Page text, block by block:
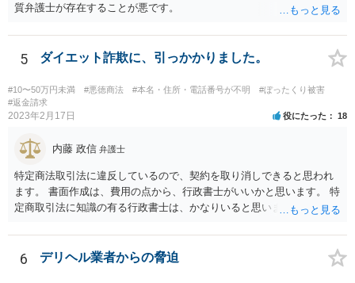
質弁護士が存在することが悪です。
5 ダイエット詐欺に、引っかかりました。
#10〜50万円未満 #悪徳商法 #本名・住所・電話番号が不明
#ぼったくり被害
#返金請求
2023年2月17日 役にたった 18
内藤 政信 弁護士
特定商法取引法に違反しているので、契約を取り消しできると思われ
ます。 書面作成は、費用の点から、行政書士がいいかと思います。 特
定商取引法に知識の有る行政書士は、かなりいると思います。 問い合
6 デリヘル業者からの脅迫